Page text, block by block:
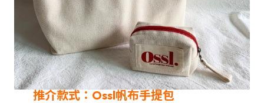
推介款式： Ossl帆布手提包